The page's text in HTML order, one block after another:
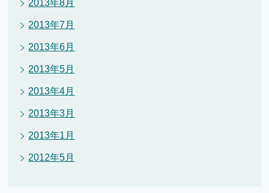
2013年8月
2013年7月
2013年6月
2013年5月
2013年4月
2013年3月
2013年1月
2012年5月